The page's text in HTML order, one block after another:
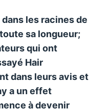
les racines de
sa longueur;
qui ont
Hair
dans leurs avis et
a un effet
à devenir